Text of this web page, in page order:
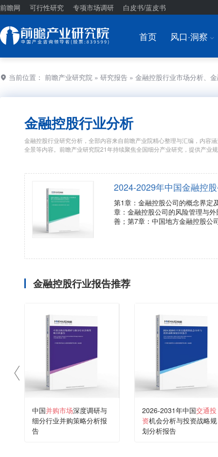
前瞻网 可行性研究 专项市场调研 白皮书/蓝皮书
首页 风口·洞察 I
当前位置： 前瞻产业研究院 » 研究报告 » 金融控股行业市场分析、
金融控股行业分析
金融控股行业研究分析，全部内容来自前瞻产业院精心整理与汇编，内容
全景等内容。前瞻产业研究院21年持续聚焦全国细分产业研究，提供产业
2024-2029年中国金融控
第1章：金融控股公司的概念界定
章：金融控股公司的风险管理与
善；第7章：中国地方金融控股公
金融控股行业报告推荐
中国并购市场深度调研与
细分行业并购策略分析报
告
2026-2031年中国交通投
资机会分析与投资战略规
划分析报告